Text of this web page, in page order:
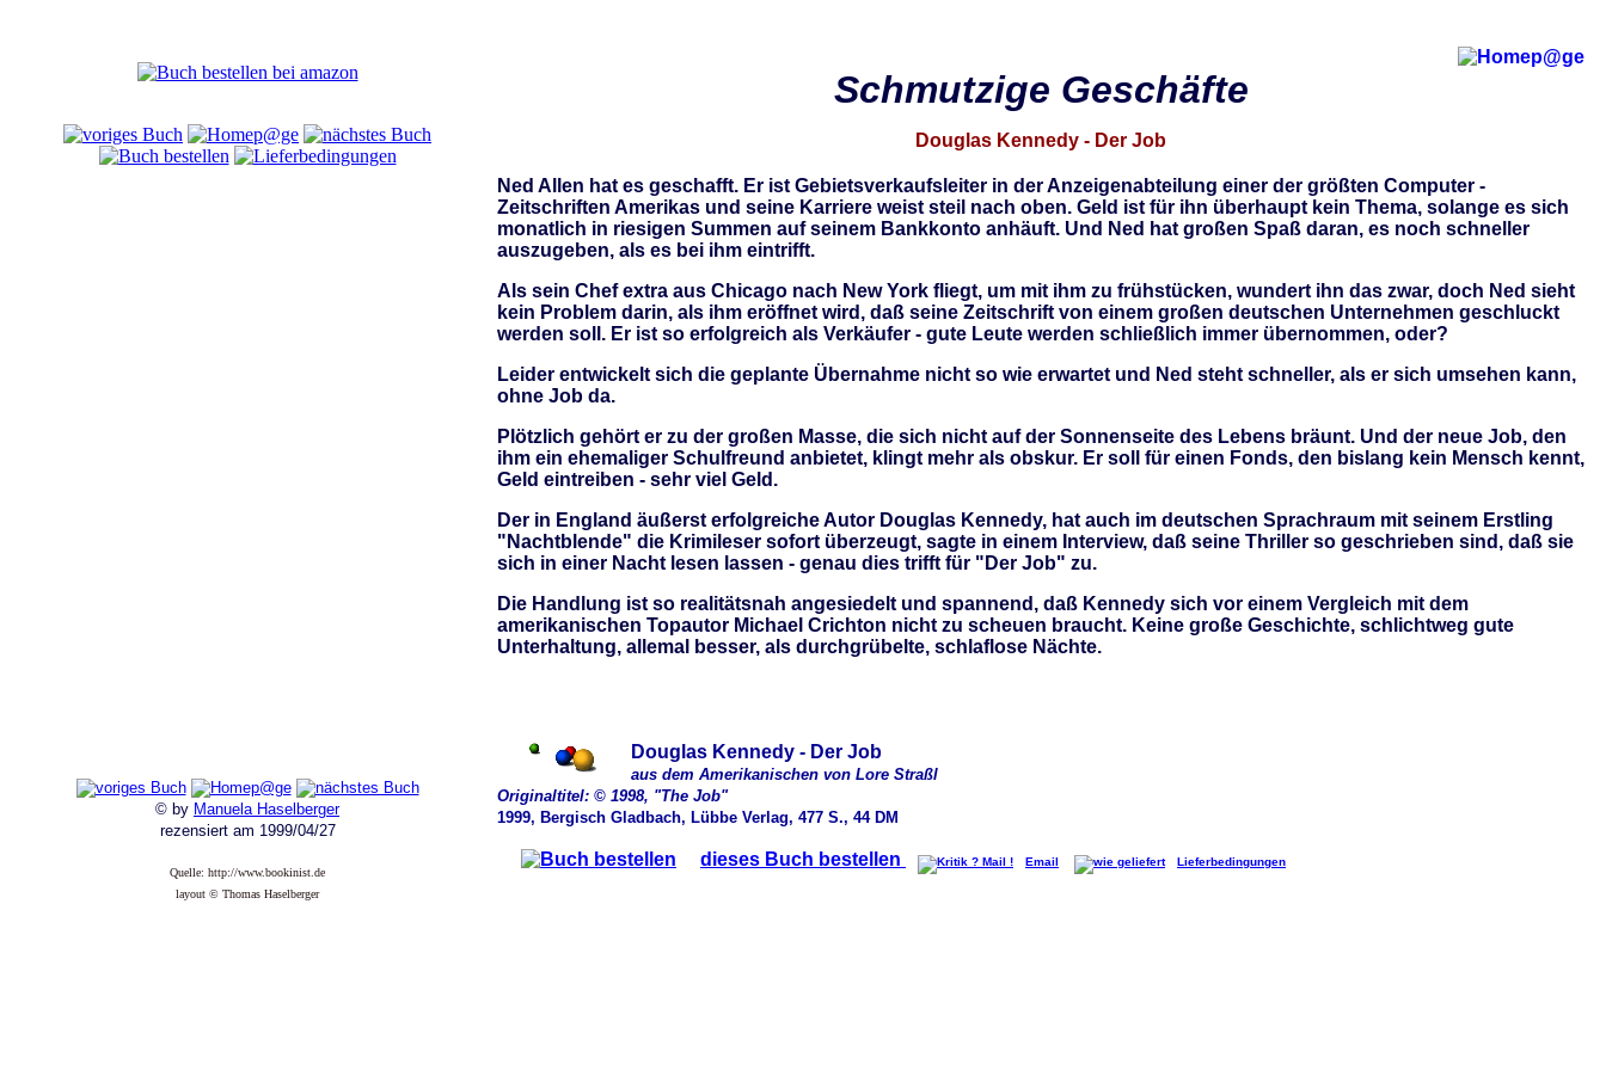
Schmutzige Geschäfte
Douglas Kennedy - Der Job
Ned Allen hat es geschafft. Er ist Gebietsverkaufsleiter in der Anzeigenabteilung einer der größten Computer -
Zeitschriften Amerikas und seine Karriere weist steil nach oben. Geld ist für ihn überhaupt kein Thema, solange es sich
monatlich in riesigen Summen auf seinem Bankkonto anhäuft. Und Ned hat großen Spaß daran, es noch schneller
auszugeben, als es bei ihm eintrifft.
Als sein Chef extra aus Chicago nach New York fliegt, um mit ihm zu frühstücken, wundert ihn das zwar, doch Ned sieht
kein Problem darin, als ihm eröffnet wird, daß seine Zeitschrift von einem großen deutschen Unternehmen geschluckt
werden soll. Er ist so erfolgreich als Verkäufer - gute Leute werden schließlich immer übernommen, oder?
Leider entwickelt sich die geplante Übernahme nicht so wie erwartet und Ned steht schneller, als er sich umsehen kann,
ohne Job da.
Plötzlich gehört er zu der großen Masse, die sich nicht auf der Sonnenseite des Lebens bräunt. Und der neue Job, den
ihm ein ehemaliger Schulfreund anbietet, klingt mehr als obskur. Er soll für einen Fonds, den bislang kein Mensch kennt,
Geld eintreiben - sehr viel Geld.
Der in England äußerst erfolgreiche Autor Douglas Kennedy, hat auch im deutschen Sprachraum mit seinem Erstling
"Nachtblende" die Krimileser sofort überzeugt, sagte in einem Interview, daß seine Thriller so geschrieben sind, daß sie
sich in einer Nacht lesen lassen - genau dies trifft für "Der Job" zu.
Die Handlung ist so realitätsnah angesiedelt und spannend, daß Kennedy sich vor einem Vergleich mit dem
amerikanischen Topautor Michael Crichton nicht zu scheuen braucht. Keine große Geschichte, schlichtweg gute
Unterhaltung, allemal besser, als durchgrübelte, schlaflose Nächte.
Douglas Kennedy - Der Job
aus dem Amerikanischen von Lore Straßl
Originaltitel: © 1998, "The Job"
1999, Bergisch Gladbach, Lübbe Verlag, 477 S., 44 DM
dieses Buch bestellen Email Lieferbedingungen
© by Manuela Haselberger
rezensiert am 1999/04/27
Quelle: http://www.bookinist.de
layout © Thomas Haselberger